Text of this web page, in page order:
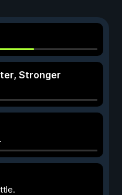
Stronger